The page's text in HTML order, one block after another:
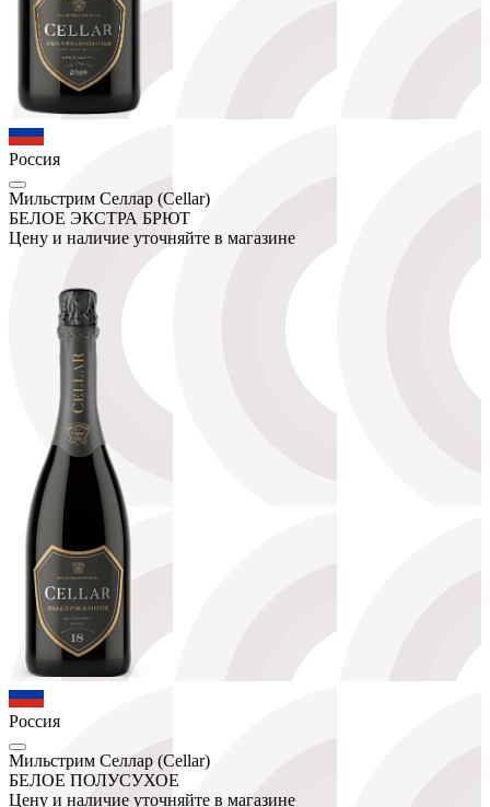
Россия
Мильстрим Селлар (Cellar)
БЕЛОЕ ЭКСТРА БРЮТ
Цену и наличие уточняйте в магазине
Россия
Мильстрим Селлар (Cellar)
БЕЛОЕ ПОЛУСУХОЕ
Цену и наличие уточняйте в магазине